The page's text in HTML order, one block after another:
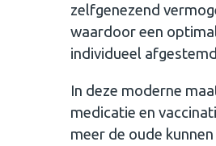
zelfgenezend
waardoor een
individueel
In deze moderne
medicatie en
meer de oude